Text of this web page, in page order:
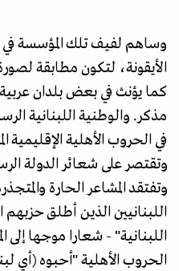
وساهم لفيف تلك المؤسسة في
الأيقونة، لتكون مطابقة
كما يؤنث في بعض بلدان
مذكر. والوطنية اللبنانية
في الحروب الأهلية الإقليمية
وتقتصر على شعائر الدولة
وتفتقد المشاعر الحارة
اللبنانيين الذين أطلق حزبهم
اللبنانية" - شعارا موجها
الحروب الأهلية "أحبوه (أي